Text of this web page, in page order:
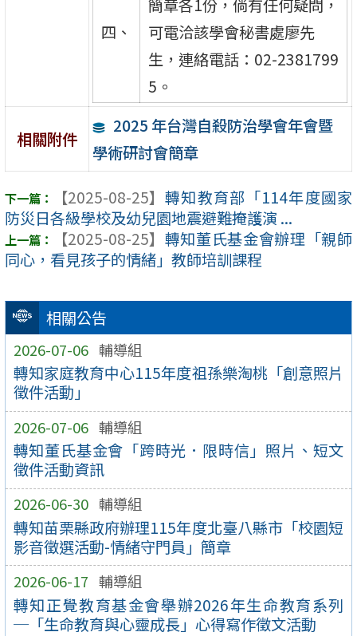
相關公告
2026-07-06 輔導組
轉知家庭教育中心115年度祖孫樂淘桃「創意照片
徵件活動」
2026-07-06 輔導組
轉知董氏基金會「跨時光．限時信」照片、短文
徵件活動資訊
2026-06-30 輔導組
轉知苗栗縣政府辦理115年度北臺八縣市「校園短
影音徵選活動-情緒守門員」簡章
2026-06-17 輔導組
轉知正覺教育基金會舉辦2026年生命教育系列
─「生命教育與心靈成長」心得寫作徵文活動
四、
簡章各1份，倘有任何疑問，
可電洽該學會秘書處廖先
生，連絡電話：02-2381799
5。
相關附件
2025 年台灣自殺防治學會年會暨
學術研討會簡章
【2025-08-25】 轉知教育部「114年度國家
防災日各級學校及幼兒園地震避難掩護演 ...
【2025-08-25】 轉知董氏基金會辦理「親師
同心，看見孩子的情緒」教師培訓課程